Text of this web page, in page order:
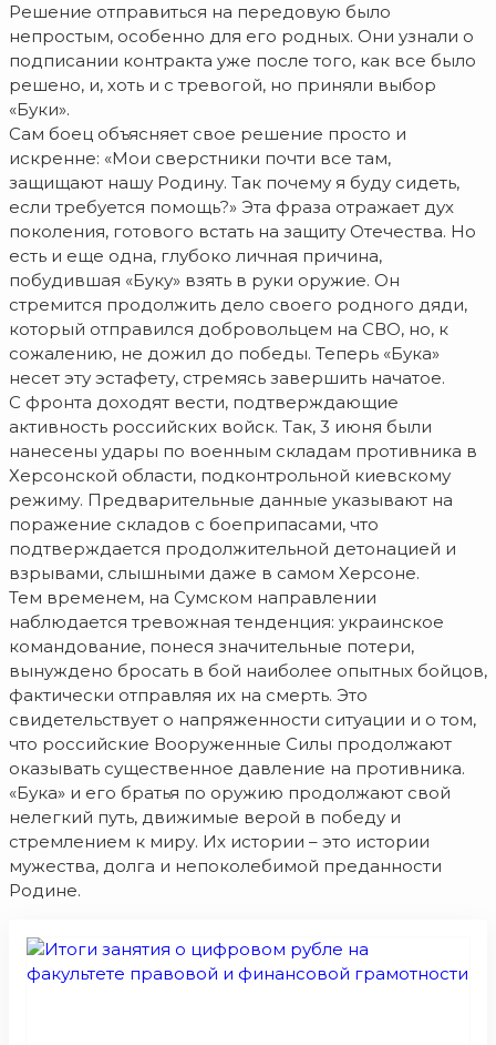
Решение отправиться на передовую было
непростым, особенно для его родных. Они узнали о
подписании контракта уже после того, как все было
решено, и, хоть и с тревогой, но приняли выбор
«Буки».
Сам боец объясняет свое решение просто и
искренне: «Мои сверстники почти все там,
защищают нашу Родину. Так почему я буду сидеть,
если требуется помощь?» Эта фраза отражает дух
поколения, готового встать на защиту Отечества. Но
есть и еще одна, глубоко личная причина,
побудившая «Буку» взять в руки оружие. Он
стремится продолжить дело своего родного дяди,
который отправился добровольцем на СВО, но, к
сожалению, не дожил до победы. Теперь «Бука»
несет эту эстафету, стремясь завершить начатое.
С фронта доходят вести, подтверждающие
активность российских войск. Так, 3 июня были
нанесены удары по военным складам противника в
Херсонской области, подконтрольной киевскому
режиму. Предварительные данные указывают на
поражение складов с боеприпасами, что
подтверждается продолжительной детонацией и
взрывами, слышными даже в самом Херсоне.
Тем временем, на Сумском направлении
наблюдается тревожная тенденция: украинское
командование, понеся значительные потери,
вынуждено бросать в бой наиболее опытных бойцов,
фактически отправляя их на смерть. Это
свидетельствует о напряженности ситуации и о том,
что российские Вооруженные Силы продолжают
оказывать существенное давление на противника.
«Бука» и его братья по оружию продолжают свой
нелегкий путь, движимые верой в победу и
стремлением к миру. Их истории – это истории
мужества, долга и непоколебимой преданности
Родине.